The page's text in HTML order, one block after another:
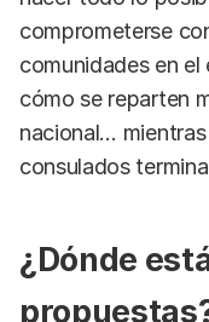
comprometerse
comunidades en
cómo se reparten
nacional…
consulados
¿Dónde